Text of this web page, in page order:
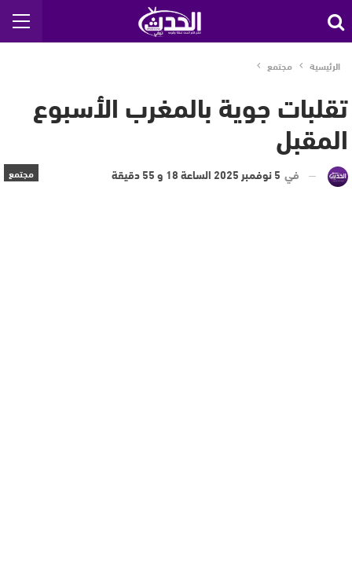
الرئيسية مجتمع
تقلبات جوية بالمغرب الأسبوع
المقبل
مجتمع في 5 نوفمبر 2025 الساعة 18 و 55 دقيقة